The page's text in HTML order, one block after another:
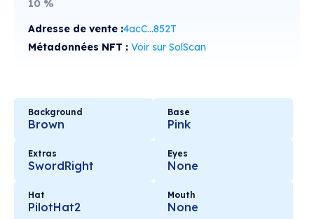
10 %
Adresse de vente :4acC...852T
Métadonnées NFT : Voir sur SolScan
Background
Brown
Base
Pink
Extras
SwordRight
Eyes
None
Hat
PilotHat2
Mouth
None